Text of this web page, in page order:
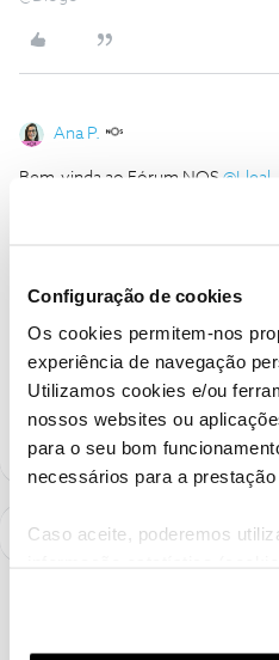
Configuração de cookies
Os cookies permitem-nos
experiência de navegação
Utilizamos cookies e/ou
nossos websites ou
para o seu bom
necessários para a
Caso aceite, poderemos
funcionalidades (cookies de
funcionalidade) e adaptar
Ana P.
Bem-vinda ao Fórum NOS @Lleal
Obrigada
Ajude a comunidade a encontrar